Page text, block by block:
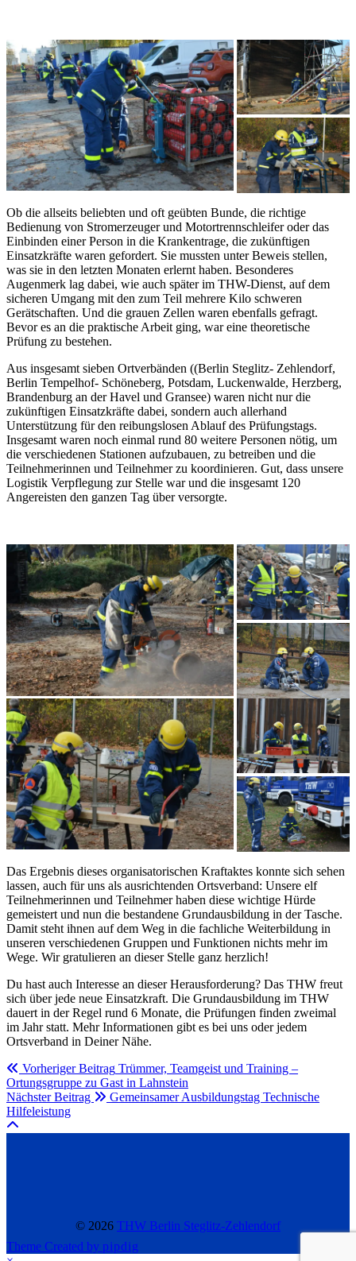
Ob die allseits beliebten und oft geübten Bunde, die richtige
Bedienung von Stromerzeuger und Motortrennschleifer oder das
Einbinden einer Person in die Krankentrage, die zukünftigen
Einsatzkräfte waren gefordert. Sie mussten unter Beweis stellen,
was sie in den letzten Monaten erlernt haben. Besonderes
Augenmerk lag dabei, wie auch später im THW-Dienst, auf dem
sicheren Umgang mit den zum Teil mehrere Kilo schweren
Gerätschaften. Und die grauen Zellen waren ebenfalls gefragt.
Bevor es an die praktische Arbeit ging, war eine theoretische
Prüfung zu bestehen.
Aus insgesamt sieben Ortverbänden ((Berlin Steglitz- Zehlendorf,
Berlin Tempelhof- Schöneberg, Potsdam, Luckenwalde, Herzberg,
Brandenburg an der Havel und Gransee) waren nicht nur die
zukünftigen Einsatzkräfte dabei, sondern auch allerhand
Unterstützung für den reibungslosen Ablauf des Prüfungstags.
Insgesamt waren noch einmal rund 80 weitere Personen nötig, um
die verschiedenen Stationen aufzubauen, zu betreiben und die
Teilnehmerinnen und Teilnehmer zu koordinieren. Gut, dass unsere
Logistik Verpflegung zur Stelle war und die insgesamt 120
Angereisten den ganzen Tag über versorgte.
Das Ergebnis dieses organisatorischen Kraftaktes konnte sich sehen
lassen, auch für uns als ausrichtenden Ortsverband: Unsere elf
Teilnehmerinnen und Teilnehmer haben diese wichtige Hürde
gemeistert und nun die bestandene Grundausbildung in der Tasche.
Damit steht ihnen auf dem Weg in die fachliche Weiterbildung in
unseren verschiedenen Gruppen und Funktionen nichts mehr im
Wege. Wir gratulieren an dieser Stelle ganz herzlich!
Du hast auch Interesse an dieser Herausforderung? Das THW freut
sich über jede neue Einsatzkraft. Die Grundausbildung im THW
dauert in der Regel rund 6 Monate, die Prüfungen finden zweimal
im Jahr statt. Mehr Informationen gibt es bei uns oder jedem
Ortsverband in Deiner Nähe.
Vorheriger Beitrag Trümmer, Teamgeist und Training –
Ortungsgruppe zu Gast in Lahnstein
Nächster Beitrag
Gemeinsamer Ausbildungstag Technische
Hilfeleistung
© 2026 THW Berlin Steglitz-Zehlendorf
Theme Created by pipdig